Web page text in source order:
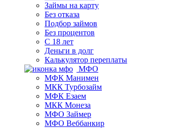
Займы на карту
Без отказа
Подбор займов
Без процентов
С 18 лет
Деньги в долг
Калькулятор переплаты
МФО
МФК Манимен
МКК Турбозайм
МФК Езаем
МКК Монеза
МФО Займер
МФО Веббанкир